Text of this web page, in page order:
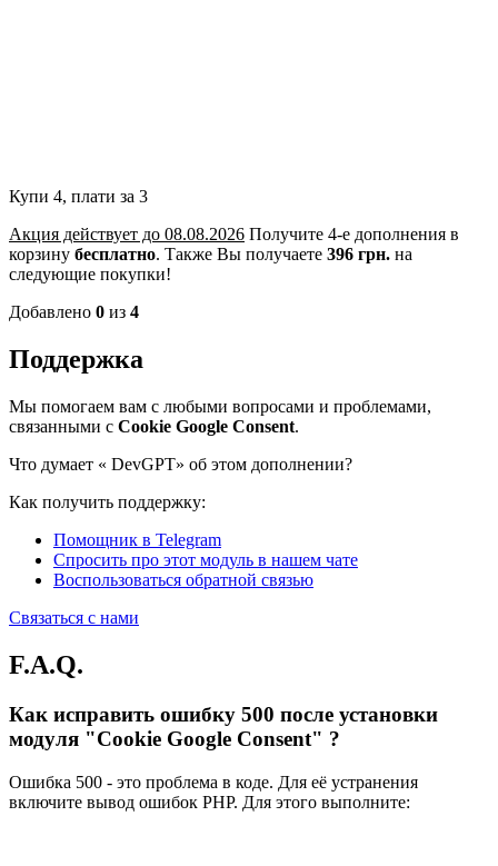
Купи 4, плати за 3
Акция действует до 08.08.2026 Получите 4-е дополнения в
корзину бесплатно. Также Вы получаете 396 грн. на
следующие покупки!
Добавлено 0 из 4
Поддержка
Мы помогаем вам с любыми вопросами и проблемами,
связанными с Cookie Google Consent.
Что думает « DevGPT» об этом дополнении?
Как получить поддержку:
Помощник в Telegram
Спросить про этот модуль в нашем чате
Воспользоваться обратной связью
Связаться с нами
F.A.Q.
Как исправить ошибку 500 после установки
модуля "Cookie Google Consent" ?
Ошибка 500 - это проблема в коде. Для её устранения
включите вывод ошибок PHP. Для этого выполните: